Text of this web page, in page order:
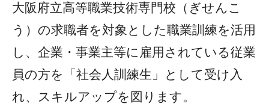
大阪府立高等職業技術専門校（ぎせんこ
う）の求職者を対象とした職業訓練を活用
し、企業・事業主等に雇用されている従業
員の方を「社会人訓練生」として受け入
れ、スキルアップを図ります。